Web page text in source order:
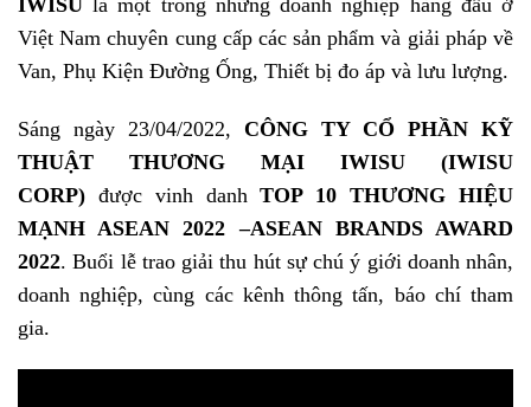
IWISU là một trong những doanh nghiệp hàng đầu ở
Việt Nam chuyên cung cấp các sản phẩm và giải pháp về
Van, Phụ Kiện Đường Ống, Thiết bị đo áp và lưu lượng.
Sáng ngày 23/04/2022, CÔNG TY CỔ PHẦN KỸ
THUẬT THƯƠNG MẠI IWISU (IWISU
CORP) được vinh danhTOP 10 THƯƠNG HIỆU
MẠNH ASEAN 2022 –ASEAN BRANDS AWARD
2022. Buổi lễ trao giải thu hút sự chú ý giới doanh nhân,
doanh nghiệp, cùng các kênh thông tấn, báo chí tham
gia.